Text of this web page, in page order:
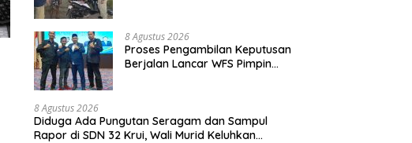
8 Agustus 2026
Proses Pengambilan Keputusan
Berjalan Lancar WFS Pimpin
8 Agustus 2026
Diduga Ada Pungutan Seragam dan Sampul
Rapor di SDN 32 Krui, Wali Murid Keluhkan